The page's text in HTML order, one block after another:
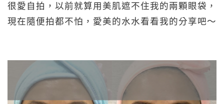
很愛自拍，以前就算用美肌遮不住我的兩顆眼袋，
現在隨便拍都不怕，愛美的水水看看我的分享吧～